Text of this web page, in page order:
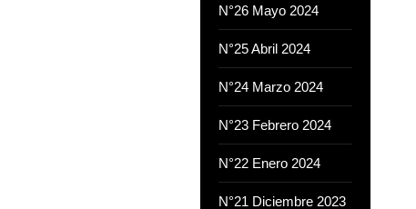
N°26 Mayo 2024
N°25 Abril 2024
N°24 Marzo 2024
N°23 Febrero 2024
N°22 Enero 2024
N°21 Diciembre 2023